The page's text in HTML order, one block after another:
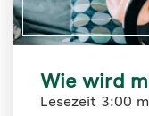
Wie wird
Lesezeit 3:00